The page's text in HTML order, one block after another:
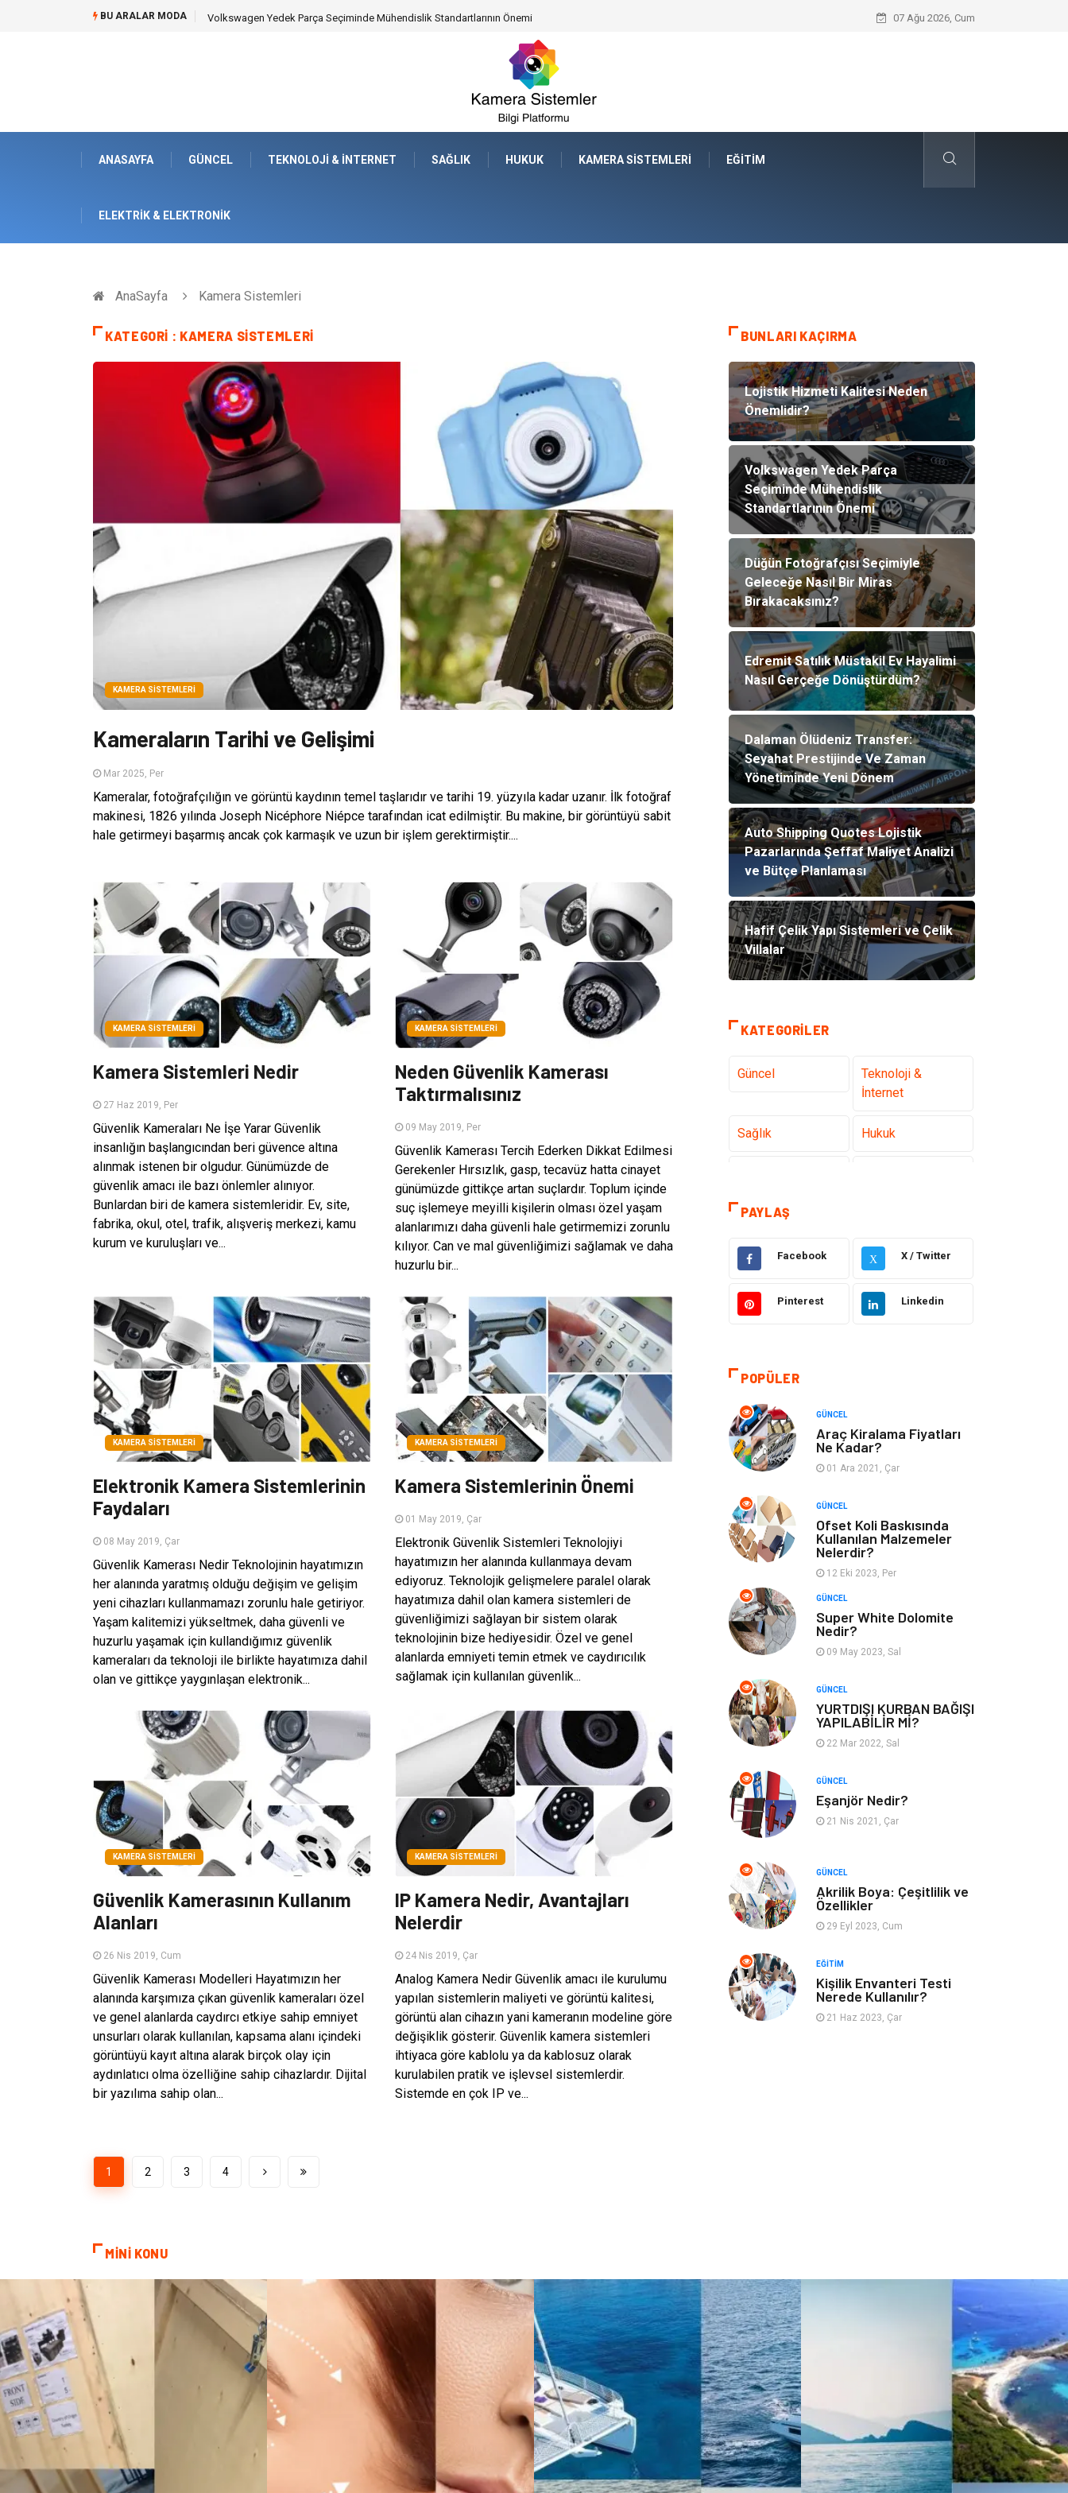
BU ARALAR MODA Düğün Fotoğrafçısı Seçimiyle Geleceğe Nasıl Bir Miras Bırakacaksınız? Edremit Satılık Müstakil Ev Hayalimi
07 Ağu 2026, Cum
ANASAYFA GÜNCEL TEKNOLOJI & İNTERNET SAĞLIK HUKUK KAMERA SISTEMLERI EĞITIM
ELEKTRIK & ELEKTRONIK
AnaSayfa Kamera Sistemleri
KATEGORI : KAMERA SISTEMLERI
KAMERA SISTEMLERI
Kameraların Tarihi ve Gelişimi
Mar 2025, Per
Kameralar, fotoğrafçılığın ve görüntü kaydının temel taşlarıdır ve tarihi 19. yüzyıla kadar uzanır. İlk fotoğraf
makinesi, 1826 yılında Joseph Nicéphore Niépce tarafından icat edilmiştir. Bu makine, bir görüntüyü sabit
hale getirmeyi başarmış ancak çok karmaşık ve uzun bir işlem gerektirmiştir....
KAMERA SISTEMLERI
Kamera Sistemleri Nedir
27 Haz 2019, Per
Güvenlik Kameraları Ne İşe Yarar Güvenlik
insanlığın başlangıcından beri güvence altına
alınmak istenen bir olgudur. Günümüzde de
güvenlik amacı ile bazı önlemler alınıyor.
Bunlardan biri de kamera sistemleridir. Ev, site,
fabrika, okul, otel, trafik, alışveriş merkezi, kamu
kurum ve kuruluşları ve...
KAMERA SISTEMLERI
Neden Güvenlik Kamerası
Taktırmalısınız
09 May 2019, Per
Güvenlik Kamerası Tercih Ederken Dikkat Edilmesi
Gerekenler Hırsızlık, gasp, tecavüz hatta cinayet
günümüzde gittikçe artan suçlardır. Toplum içinde
suç işlemeye meyilli kişilerin olması özel yaşam
alanlarımızı daha güvenli hale getirmemizi zorunlu
kılıyor. Can ve mal güvenliğimizi sağlamak ve daha
huzurlu bir...
KAMERA SISTEMLERI
Elektronik Kamera Sistemlerinin
Faydaları
08 May 2019, Çar
Güvenlik Kamerası Nedir Teknolojinin hayatımızın
her alanında yaratmış olduğu değişim ve gelişim
yeni cihazları kullanmamazı zorunlu hale getiriyor.
Yaşam kalitemizi yükseltmek, daha güvenli ve
huzurlu yaşamak için kullandığımız güvenlik
kameraları da teknoloji ile birlikte hayatımıza dahil
olan ve gittikçe yaygınlaşan elektronik...
KAMERA SISTEMLERI
Kamera Sistemlerinin Önemi
01 May 2019, Çar
Elektronik Güvenlik Sistemleri Teknolojiyi
hayatımızın her alanında kullanmaya devam
ediyoruz. Teknolojik gelişmelere paralel olarak
hayatımıza dahil olan kamera sistemleri de
güvenliğimizi sağlayan bir sistem olarak
teknolojinin bize hediyesidir. Özel ve genel
alanlarda emniyeti temin etmek ve caydırıcılık
sağlamak için kullanılan güvenlik...
KAMERA SISTEMLERI
Güvenlik Kamerasının Kullanım
Alanları
26 Nis 2019, Cum
Güvenlik Kamerası Modelleri Hayatımızın her
alanında karşımıza çıkan güvenlik kameraları özel
ve genel alanlarda caydırcı etkiye sahip emniyet
unsurları olarak kullanılan, kapsama alanı içindeki
görüntüyü kayıt altına alarak birçok olay için
aydınlatıcı olma özelliğine sahip cihazlardır. Dijital
bir yazılıma sahip olan...
KAMERA SISTEMLERI
IP Kamera Nedir, Avantajları
Nelerdir
24 Nis 2019, Çar
Analog Kamera Nedir Güvenlik amacı ile kurulumu
yapılan sistemlerin maliyeti ve görüntü kalitesi,
görüntü alan cihazın yani kameranın modeline göre
değişiklik gösterir. Güvenlik kamera sistemleri
ihtiyaca göre kablolu ya da kablosuz olarak
kurulabilen pratik ve işlevsel sistemlerdir.
Sistemde en çok IP ve...
1 2 3 4
BUNLARI KAÇIRMA
Lojistik Hizmeti Kalitesi Neden
Önemlidir?
Volkswagen Yedek Parça
Seçiminde Mühendislik
Standartlarının Önemi
Düğün Fotoğrafçısı Seçimiyle
Geleceğe Nasıl Bir Miras
Bırakacaksınız?
Edremit Satılık Müstakil Ev Hayalimi
Nasıl Gerçeğe Dönüştürdüm?
Dalaman Ölüdeniz Transfer:
Seyahat Prestijinde Ve Zaman
Yönetiminde Yeni Dönem
Auto Shipping Quotes Lojistik
Pazarlarında Şeffaf Maliyet Analizi
ve Bütçe Planlaması
Hafif Çelik Yapı Sistemleri ve Çelik
Villalar
KATEGORILER
Güncel
Teknoloji &
İnternet
Sağlık Hukuk
Elektrik &
Güzellik & Bakım Otomotiv
Makine Giyim
Yazılım
Mobilya Emlak
Turizm
Plaka Tanıma
Sistemleri
Hediyelik Eşya
Aksesuar
Tarım &
Hayvancılık
PAYLAŞ
Facebook X X / Twitter
Pinterest Linkedin
POPÜLER
GÜNCEL
Araç Kiralama Fiyatları
Ne Kadar?
01 Ara 2021, Çar
GÜNCEL
Ofset Koli Baskısında
Kullanılan Malzemeler
Nelerdir?
12 Eki 2023, Per
GÜNCEL
Super White Dolomite
Nedir?
09 May 2023, Sal
GÜNCEL
YURTDIŞI KURBAN BAĞIŞI
YAPILABİLİR Mİ?
22 Mar 2022, Sal
GÜNCEL
Eşanjör Nedir?
21 Nis 2021, Çar
GÜNCEL
Akrilik Boya: Çeşitlilik ve
Özellikler
29 Eyl 2023, Cum
EĞITIM
Kişilik Envanteri Testi
Nerede Kullanılır?
21 Haz 2023, Çar
MİNİ KONU